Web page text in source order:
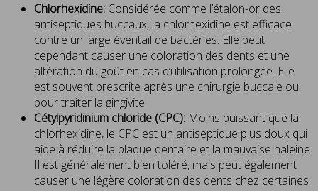
Chlorhexidine: Considérée comme l’étalon-or des
antiseptiques buccaux, la chlorhexidine est efficace
contre un large éventail de bactéries. Elle peut
cependant causer une coloration des dents et une
altération du goût en cas d’utilisation prolongée. Elle
est souvent prescrite après une chirurgie buccale ou
pour traiter la gingivite.
Cétylpyridinium chloride (CPC): Moins puissant que la
chlorhexidine, le CPC est un antiseptique plus doux qui
aide à réduire la plaque dentaire et la mauvaise haleine.
Il est généralement bien toléré, mais peut également
causer une légère coloration des dents chez certaines